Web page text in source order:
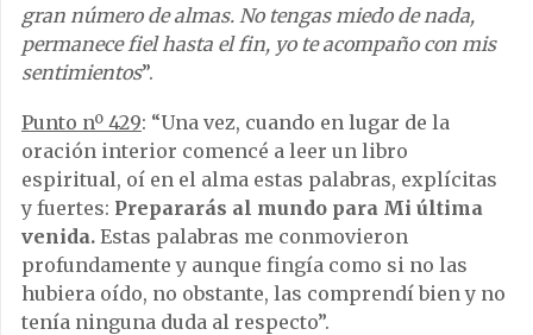
gran número de almas. No tengas miedo de nada,
permanece fiel hasta el fin, yo te acompaño con mis
sentimientos”.
Punto nº 429: “Una vez, cuando en lugar de la
oración interior comencé a leer un libro
espiritual, oí en el alma estas palabras, explícitas
y fuertes: Prepararás al mundo para Mi última
venida. Estas palabras me conmovieron
profundamente y aunque fingía como si no las
hubiera oído, no obstante, las comprendí bien y no
tenía ninguna duda al respecto”.